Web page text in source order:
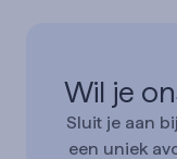
Wil je
Sluit je aan
een uniek